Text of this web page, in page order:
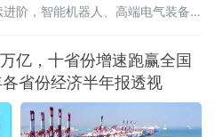
阶，智能机器人、高端电气装备
版图正在冰城大地渐次铺展。双集
队”，产业根基持续夯实2
亿，十省份增速跑赢全国
省份经济半年报透视